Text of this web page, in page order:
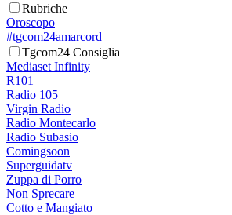
Rubriche
Oroscopo
#tgcom24amarcord
Tgcom24 Consiglia
Mediaset Infinity
R101
Radio 105
Virgin Radio
Radio Montecarlo
Radio Subasio
Comingsoon
Superguidatv
Zuppa di Porro
Non Sprecare
Cotto e Mangiato